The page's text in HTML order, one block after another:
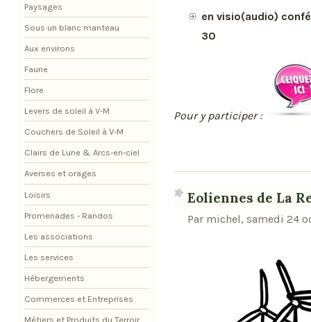
en visio(audio)
30
Pour y participer :
Eoliennes de La
Par michel, samedi 24
Paysages
Sous un blanc manteau
Aux environs
Faune
Flore
Levers de soleil à V-M
Couchers de Soleil à V-M
Clairs de Lune & Arcs-en-ciel
Averses et orages
Loisirs
Promenades - Randos
Les associations
Les services
Hébergements
Commerces et Entreprises
Métiers et Produits du Terroir